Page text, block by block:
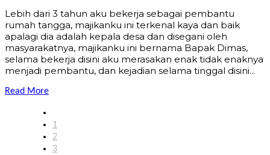
Lebih dari 3 tahun aku bekerja sebagai pembantu
rumah tangga, majikanku ini terkenal kaya dan baik
apalagi dia adalah kepala desa dan disegani oleh
masyarakatnya, majikanku ini bernama Bapak Dimas,
selama bekerja disini aku merasakan enak tidak enaknya
menjadi pembantu, dan kejadian selama tinggal disini...
Read More
1
2
3